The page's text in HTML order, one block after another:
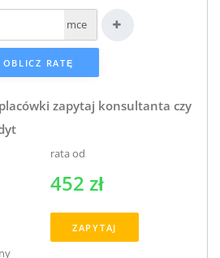
mce
zapytaj konsultanta czy
rata od
452 zł
ZAPYTAJ